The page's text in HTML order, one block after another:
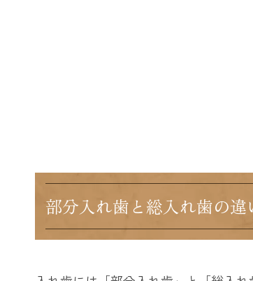
部分入れ歯と総入れ歯の